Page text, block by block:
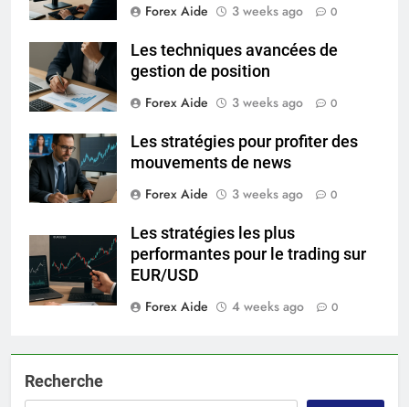
Forex Aide
3 weeks ago 0
Les techniques avancées de
gestion de position
Forex Aide
3 weeks ago 0
Les stratégies pour profiter des
mouvements de news
Forex Aide
3 weeks ago 0
Les stratégies les plus
performantes pour le trading sur
EUR/USD
Forex Aide
4 weeks ago 0
Recherche